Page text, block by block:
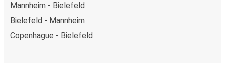
Mannheim - Bielefeld
Bielefeld - Mannheim
Copenhague - Bielefeld